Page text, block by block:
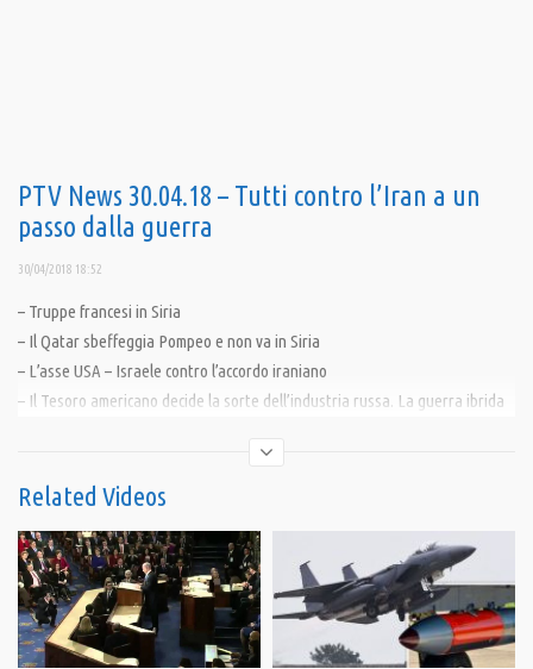
PTV News 30.04.18 – Tutti contro l’Iran a un
passo dalla guerra
30/04/2018 18:52
– Truppe francesi in Siria
– Il Qatar sbeffeggia Pompeo e non va in Siria
– L’asse USA – Israele contro l’accordo iraniano
– Il Tesoro americano decide la sorte dell’industria russa. La guerra ibrida
– USA: Ultimatum all’Ue sull’export commerciale
– Global Firework: La potenza militare iraniana è più forte di Israele
_________________________________________________________________
MILIONI DI OCCHI PER UN’ALTRA VISIONE DEL MONDO
Scegli di vedere
Related Videos